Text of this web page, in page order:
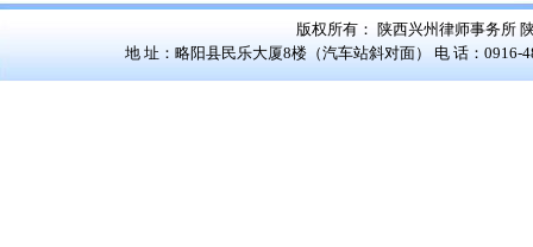
版权所有： 陕西兴州律师事务所
地 址：略阳县民乐大厦8楼（汽车站斜对面） 电 话：0916-